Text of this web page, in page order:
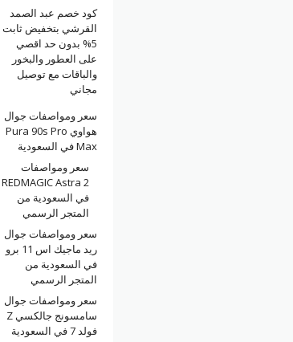
كود خصم عبد الصمد
القرشي بتخفيض ثابت
5% بدون حد اقصي
على العطور والبخور
والباقات مع توصيل
مجاني
سعر ومواصفات جوال
هواوي Pura 90s Pro
Max في السعودية
سعر ومواصفات
REDMAGIC Astra 2
في السعودية من
المتجر الرسمي
سعر ومواصفات جوال
ريد ماجيك اس 11 برو
في السعودية من
المتجر الرسمي
سعر ومواصفات جوال
سامسونج جالكسي Z
فولد 7 في السعودية